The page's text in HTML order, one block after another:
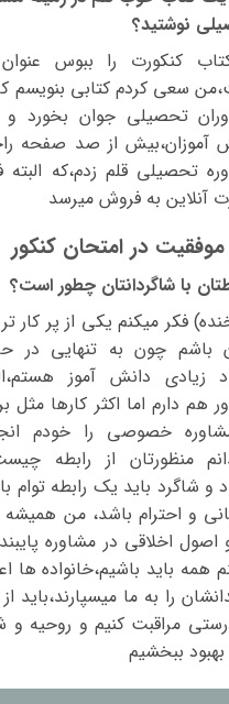
نوشتید؟
کنکورت را ببوس
سعی کردم کتابی بنویسم
تحصیلی جوان بخورد
آموزان،بیش از صد صفحه
تحصیلی قلم زدم،که البته
آنلاین به فروش میرسد
موفقیت در امتحان کنکور
با شاگردانتان چطور است؟
فکر میکنم یکی از پر کار
باشم چون به تنهایی در
زیادی دانش آموز
هم دارم اما اکثر کارها مثل
خصوصی را خودم
منظورتان از رابطه
و شاگرد باید یک رابطه توام
و احترام باشد، من
اصول اخلاقی در مشاوره
همه باید باشیم،خانواده ها
را به ما میسپارند،باید از
مراقبت کنیم و روحیه
بهبود ببخشیم